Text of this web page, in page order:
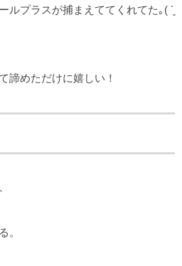
ルプラスが捕まえててくれてた｡( ´͈
諦めただけに嬉しい！
。